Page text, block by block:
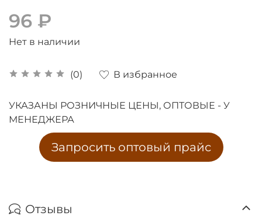
(0) В избранное
96 ₽
Нет в наличии
УКАЗАНЫ РОЗНИЧНЫЕ ЦЕНЫ, ОПТОВЫЕ - У
МЕНЕДЖЕРА
Запросить оптовый прайс
Отзывы